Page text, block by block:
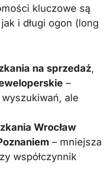
kluczowe są
i długi ogon (long
na sprzedaż,
–
ale
Wrocław
– mniejsza
współczynnik